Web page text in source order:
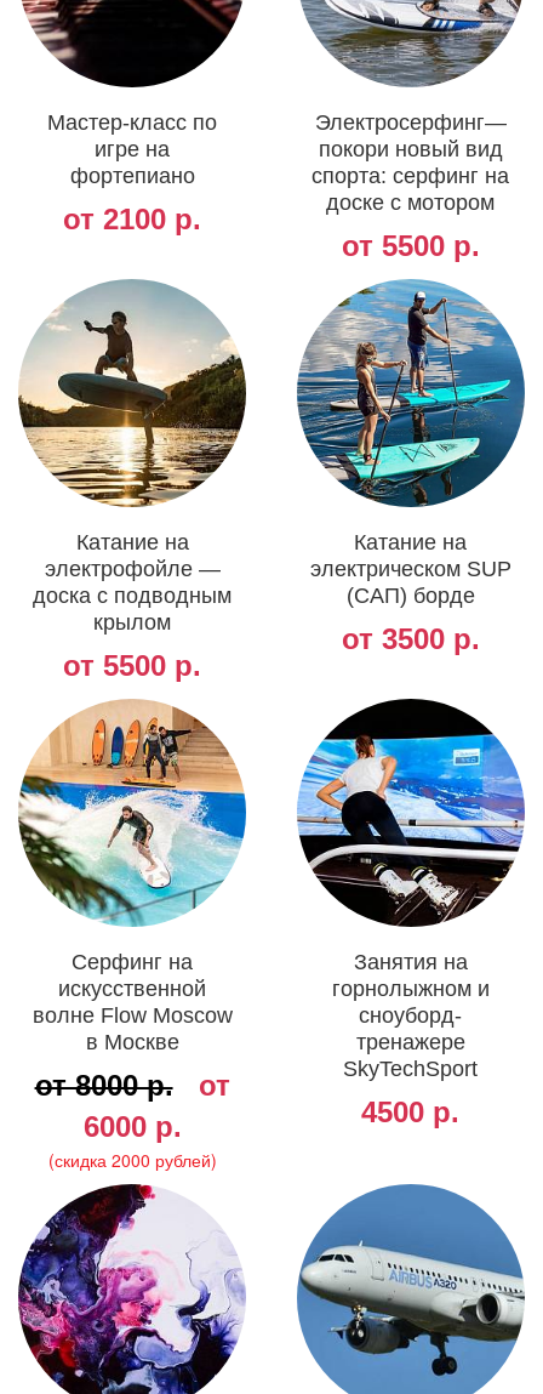
Мастер-класс по
игре на
фортепиано
от 2100 р.
Электросерфинг—
покори новый вид
спорта: серфинг на
доске с мотором
от 5500 р.
Катание на
электрофойле —
доска с подводным
крылом
от 5500 р.
Катание на
электрическом SUP
(САП) борде
от 3500 р.
Серфинг на
искусственной
волне Flow Moscow
в Москве
от 8000 р.от
6000 р.
(скидка 2000 рублей)
Занятия на
горнолыжном и
сноуборд-
тренажере
SkyTechSport
4500 р.